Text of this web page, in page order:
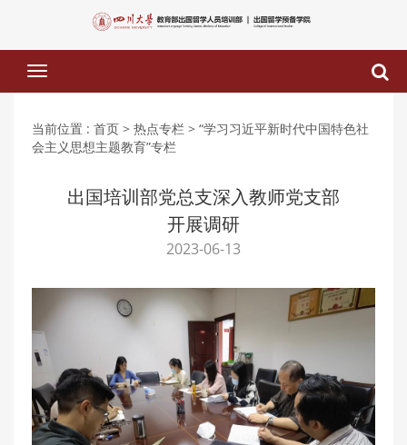
下
拉
单
当前位置 : 首页 > 热点专栏 > “学习习近平新时代中国特色社
会主义思想主题教育”专栏
出国培训部党总支深入教师党支部
开展调研
2023-06-13